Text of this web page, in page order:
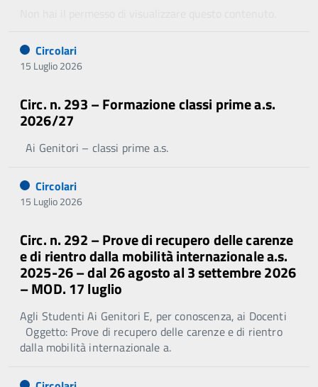
Circolari
15 Luglio 2026
Circ. n. 293 – Formazione classi prime a.s.
2026/27
Ai Genitori – classi prime a.s.
Circolari
15 Luglio 2026
Circ. n. 292 – Prove di recupero delle carenze
e di rientro dalla mobilità internazionale a.s.
2025-26 – dal 26 agosto al 3 settembre 2026
– MOD. 17 luglio
Agli Studenti Ai Genitori E, per conoscenza, ai Docenti
Oggetto: Prove di recupero delle carenze e di rientro
dalla mobilità internazionale a.